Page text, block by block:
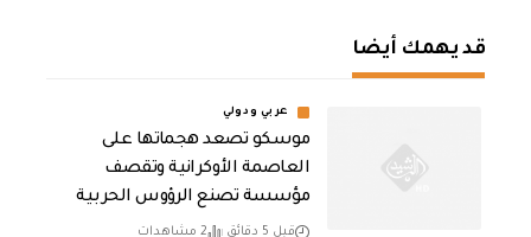
قد يهمك أيضا
عربي ودولي
موسكو تصعد هجماتها على
العاصمة الأوكرانية وتقصف
مؤسسة تصنع الرؤوس الحربية
قبل 5 دقائق 2 مشاهدات